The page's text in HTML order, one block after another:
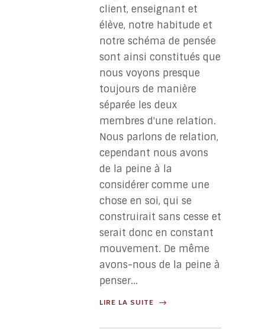
client, enseignant et
élève, notre habitude et
notre schéma de pensée
sont ainsi constitués que
nous voyons presque
toujours de manière
séparée les deux
membres d'une relation.
Nous parlons de relation,
cependant nous avons
de la peine à la
considérer comme une
chose en soi, qui se
construirait sans cesse et
serait donc en constant
mouvement. De même
avons-nous de la peine à
penser...
LIRE LA SUITE